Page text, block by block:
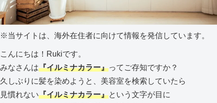
※当サイトは、海外在住者に向けて情報を発信しています。
こんにちは！Rukiです。
みなさんは『イルミナカラー』ってご存知ですか？
久しぶりに髪を染めようと、美容室を検索していたら
見慣れない『イルミナカラー』という文字が目に